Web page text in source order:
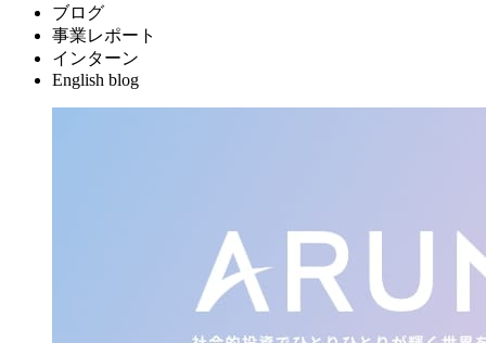
ブログ
事業レポート
インターン
English blog